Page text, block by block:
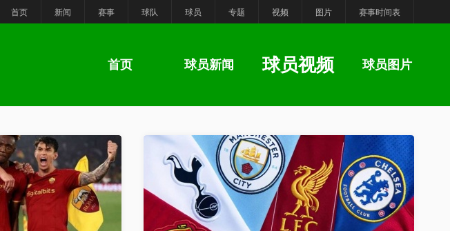
首页 新闻 赛事 球队 球员 专题 视频 图片 赛事时间表
首页 球员新闻 球员视频 球员图片